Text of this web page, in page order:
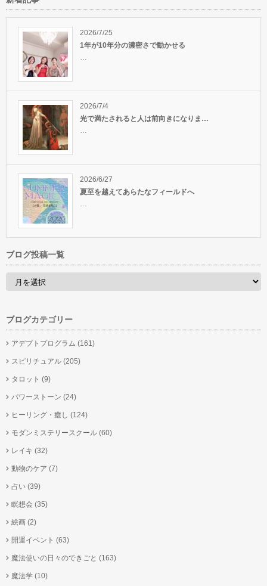
セミナ
自分を愛することから本当の幸
せはやってく…
１２星座の瞑想で星まみれにな
っちゃいまし…
やっぱり暑さの方が好き
2026/7/25
1年が10年分の濃密さで動かせる
2026/7/4
光で満たされると人は前向きになりま…
2026/6/27
夏至を越えてあらたなフィールドへ
ブログ投稿一覧
ブログカテゴリー
アデプトプログラム (161)
スピリチュアル (205)
タロット (9)
パワーストーン (24)
ヒーリング・癒し (124)
モダンミステリースクール (60)
レイキ (32)
動物のケア (7)
占い (39)
瞑想会 (35)
絵画 (2)
開運イベント (63)
魔法使いの日々のできごと (163)
魔法学 (10)